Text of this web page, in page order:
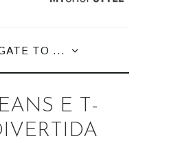
TO ...
E T-